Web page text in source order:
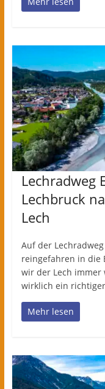
Lechradweg
Lechbruck
Lech
Auf der
reingefahren in die
wir der Lech immer
wirklich ein
Mehr lesen